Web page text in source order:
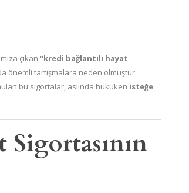
çıkan “kredi bağlantılı hayat
önemli tartışmalara neden olmuştur.
bu sigortalar, aslında hukuken isteğe